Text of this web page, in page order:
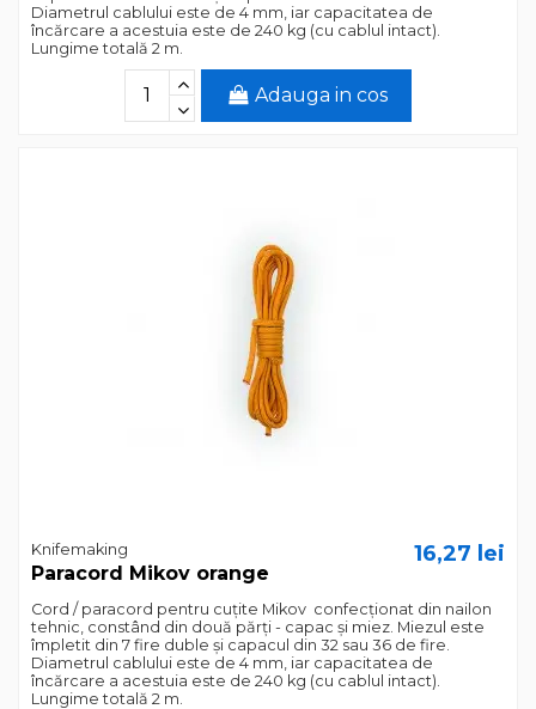
Diametrul cablului este de 4 mm, iar capacitatea de
încărcare a acestuia este de 240 kg (cu cablul intact).
Lungime totală 2 m.
Adauga in cos
Knifemaking
Paracord Mikov orange
16,27 lei
Cord / paracord pentru cuțite Mikov confecționat din nailon
tehnic, constând din două părți - capac și miez. Miezul este
împletit din 7 fire duble și capacul din 32 sau 36 de fire.
Diametrul cablului este de 4 mm, iar capacitatea de
încărcare a acestuia este de 240 kg (cu cablul intact).
Lungime totală 2 m.